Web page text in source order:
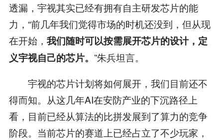
透漏，宇视其实已经有拥有自主研发芯片的能
力，“前几年我们觉得市场的时机还没到，但从现
在开始， 我们随时可以按需展开芯片的设计，定
义宇视自己的芯片。 ”朱兵坦言。
宇视的芯片计划将如何展开，我们目前还不
得而知。从这几年AI在安防产业的下沉路径上
看，目前已经从算法的比拼发展到了算力的竞争
阶段。当前芯片的赛道上已经占立了不少玩家，